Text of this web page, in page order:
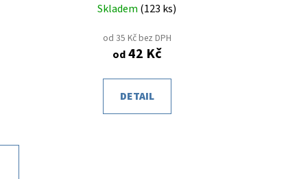
Skladem (123 ks)
od 35 Kč bez DPH
od42 Kč
DETAIL